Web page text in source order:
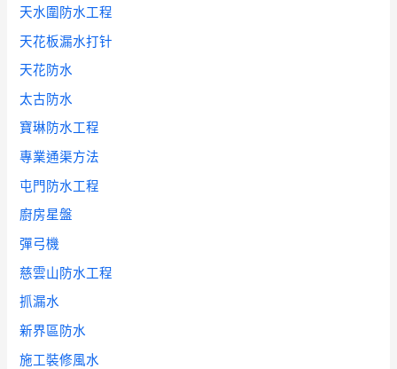
天水圍防水工程
天花板漏水打针
天花防水
太古防水
寶琳防水工程
專業通渠方法
屯門防水工程
廚房星盤
彈弓機
慈雲山防水工程
抓漏水
新界區防水
施工裝修風水